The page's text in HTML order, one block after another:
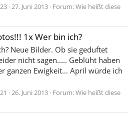
27. Juni 2013 Forum:Wie heißt diese
1x Wer bin ich?
Neue Bilder. Ob sie geduftet
nicht sagen..... Geblüht haben
ganzen Ewigkeit... April würde ich
26. Juni 2013 Forum:Wie heißt diese